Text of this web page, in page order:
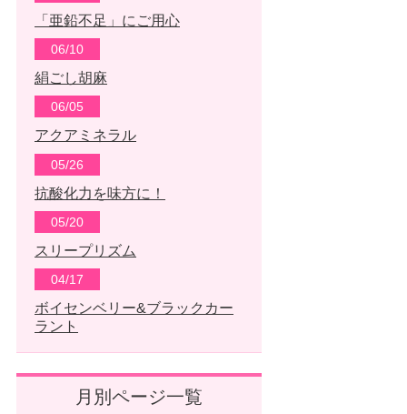
「亜鉛不足」にご用心
06/10
絹ごし胡麻
06/05
アクアミネラル
05/26
抗酸化力を味方に！
05/20
スリープリズム
04/17
ボイセンベリー&ブラックカー
ラント
月別ページ一覧